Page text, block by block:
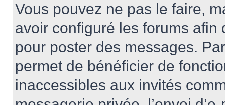
Vous pouvez ne pas le faire,
avoir configuré les forums afin
pour poster des messages.
permet de bénéficier de
inaccessibles aux invités